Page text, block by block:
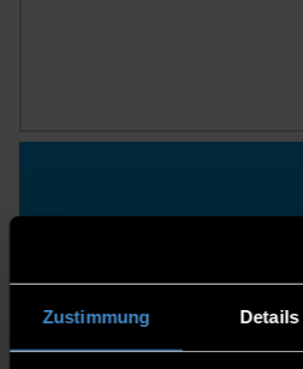
Zustimmung Details
FRIENDS &